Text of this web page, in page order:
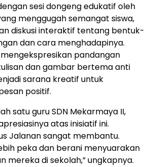
sesi dongeng edukatif oleh
menggugah semangat siswa,
diskusi interaktif tentang bentuk-
dan cara menghadapinya.
mengekspresikan pandangan
dan gambar bertema anti
sarana kreatif untuk
positif.
satu guru SDN Mekarmaya II,
atas inisiatif ini.
Jalanan sangat membantu.
peka dan berani menyuarakan
mereka di sekolah,” ungkapnya.